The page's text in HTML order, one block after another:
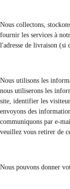
Nous collectons,
fournir les services à
l'adresse de livraison (si
Nous utilisons les
nous utiliserons les
site, identifier les
envoyons des
communiquons par e-
veuillez vous retirer de
Nous pouvons donner